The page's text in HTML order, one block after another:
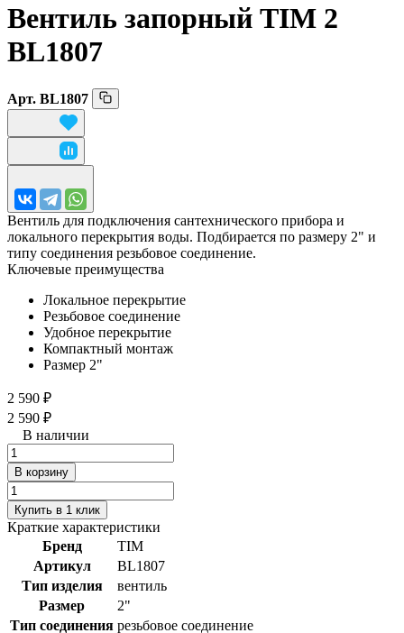
Вентиль запорный TIM 2
BL1807
Арт. BL1807
Вентиль для подключения сантехнического прибора и
локального перекрытия воды. Подбирается по размеру 2" и
типу соединения резьбовое соединение.
Ключевые преимущества
Локальное перекрытие
Резьбовое соединение
Удобное перекрытие
Компактный монтаж
Размер 2"
2 590 ₽
2 590 ₽
В наличии
В корзину
Купить в 1 клик
Краткие характеристики
Бренд
TIM
Артикул
BL1807
Тип изделия
вентиль
Размер
2"
Тип соединения резьбовое соединение